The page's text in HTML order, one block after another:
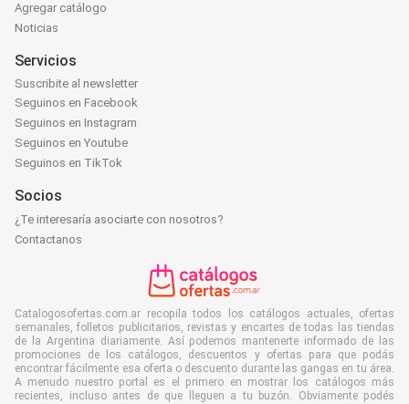
Agregar catálogo
Noticias
Servicios
Suscribite al newsletter
Seguinos en Facebook
Seguinos en Instagram
Seguinos en Youtube
Seguinos en TikTok
Socios
¿Te interesaría asociarte con nosotros?
Contactanos
Catalogosofertas.com.ar recopila todos los catálogos actuales, ofertas
semanales, folletos publicitarios, revistas y encartes de todas las tiendas
de la Argentina diariamente. Así podemos mantenerte informado de las
promociones de los catálogos, descuentos y ofertas para que podás
encontrar fácilmente esa oferta o descuento durante las gangas en tu área.
A menudo nuestro portal es el primero en mostrar los catálogos más
recientes, incluso antes de que lleguen a tu buzón. Obviamente podés